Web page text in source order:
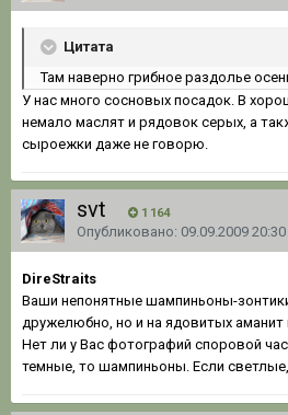
Цитата
Там наверно грибное раздолье
У нас много сосновых посадок. В
немало маслят и рядовок серых, а
сыроежки даже не говорю.
svt 1 164
Опубликовано: 09.09.2009 20:30
DireStraits
Ваши непонятные шампиньоны-
дружелюбно, но и на ядовитых аманит
Нет ли у Вас фотографий споровой
темные, то шампиньоны. Если светлые,